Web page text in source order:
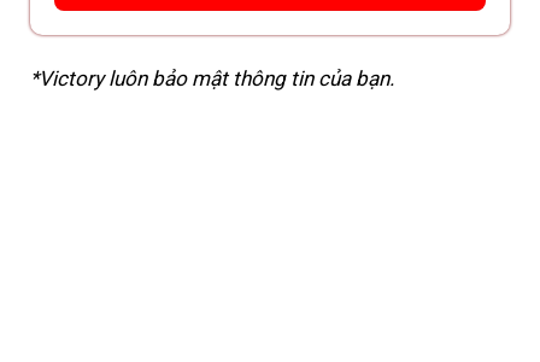
*Victory luôn bảo mật thông tin của bạn.